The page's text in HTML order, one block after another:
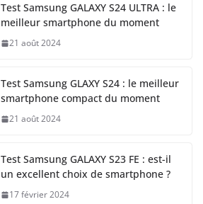
Test Samsung GALAXY S24 ULTRA : le
meilleur smartphone du moment
21 août 2024
Test Samsung GLAXY S24 : le meilleur
smartphone compact du moment
21 août 2024
Test Samsung GALAXY S23 FE : est-il
un excellent choix de smartphone ?
17 février 2024